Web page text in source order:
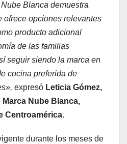
Blanca demuestra
ofrece opciones relevantes
producto adicional
de las familias
seguir siendo la marca en
cocina preferida de
expresó Leticia Gómez,
Nube Blanca,
Centroamérica.
durante los meses de